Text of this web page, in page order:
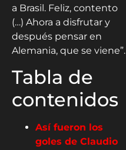
a Brasil. Feliz, contento
(…) Ahora a disfrutar y
después pensar en
Alemania, que se viene”.
Tabla de
contenidos
Así fueron los
goles de Claudio